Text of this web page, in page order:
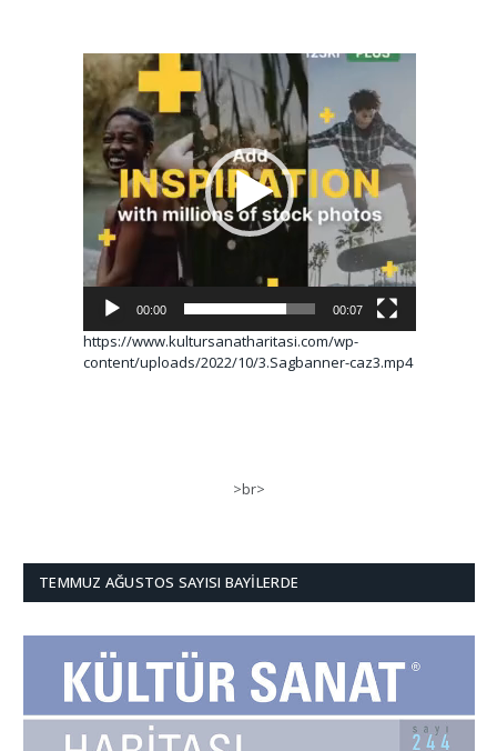
Video
oynatıcı
00:00 00:07
https://www.kultursanatharitasi.com/wp-
content/uploads/2022/10/3.Sagbanner-caz3.mp4
>br>
TEMMUZ AĞUSTOS SAYISI BAYILERDE